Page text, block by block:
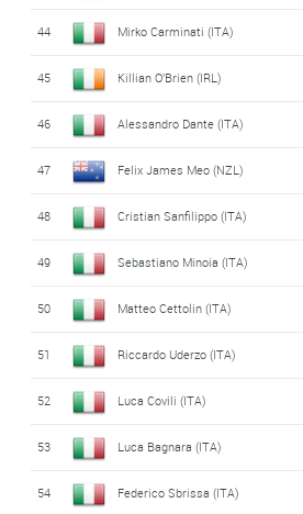
44 Mirko Carminati (ITA)
45 Killian O'Brien (IRL)
46 Alessandro Dante (ITA)
47 Felix James Meo (NZL)
48 Cristian Sanfilippo (ITA)
49 Sebastiano Minoia (ITA)
50 Matteo Cettolin (ITA)
51 Riccardo Uderzo (ITA)
52 Luca Covili (ITA)
53 Luca Bagnara (ITA)
54 Federico Sbrissa (ITA)